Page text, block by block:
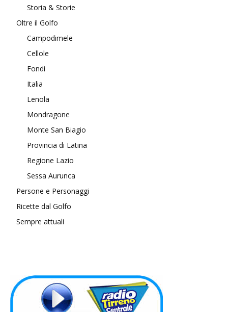
Storia & Storie
Oltre il Golfo
Campodimele
Cellole
Fondi
Italia
Lenola
Mondragone
Monte San Biagio
Provincia di Latina
Regione Lazio
Sessa Aurunca
Persone e Personaggi
Ricette dal Golfo
Sempre attuali